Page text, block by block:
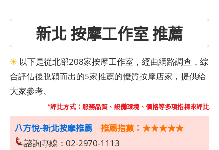
新北 按摩工作室 推薦
☀ 以下是從北部208家按摩工作室，經由網路調查，綜
合評估後脫穎而出的5家推薦的優質按摩店家，提供給
大家參考。
*評比方式：服務品質、設備環境、價格等多項指標來評比
八方悅-新北按摩推薦 推薦指數：★★★★★
諮詢專線：02-2970-1113